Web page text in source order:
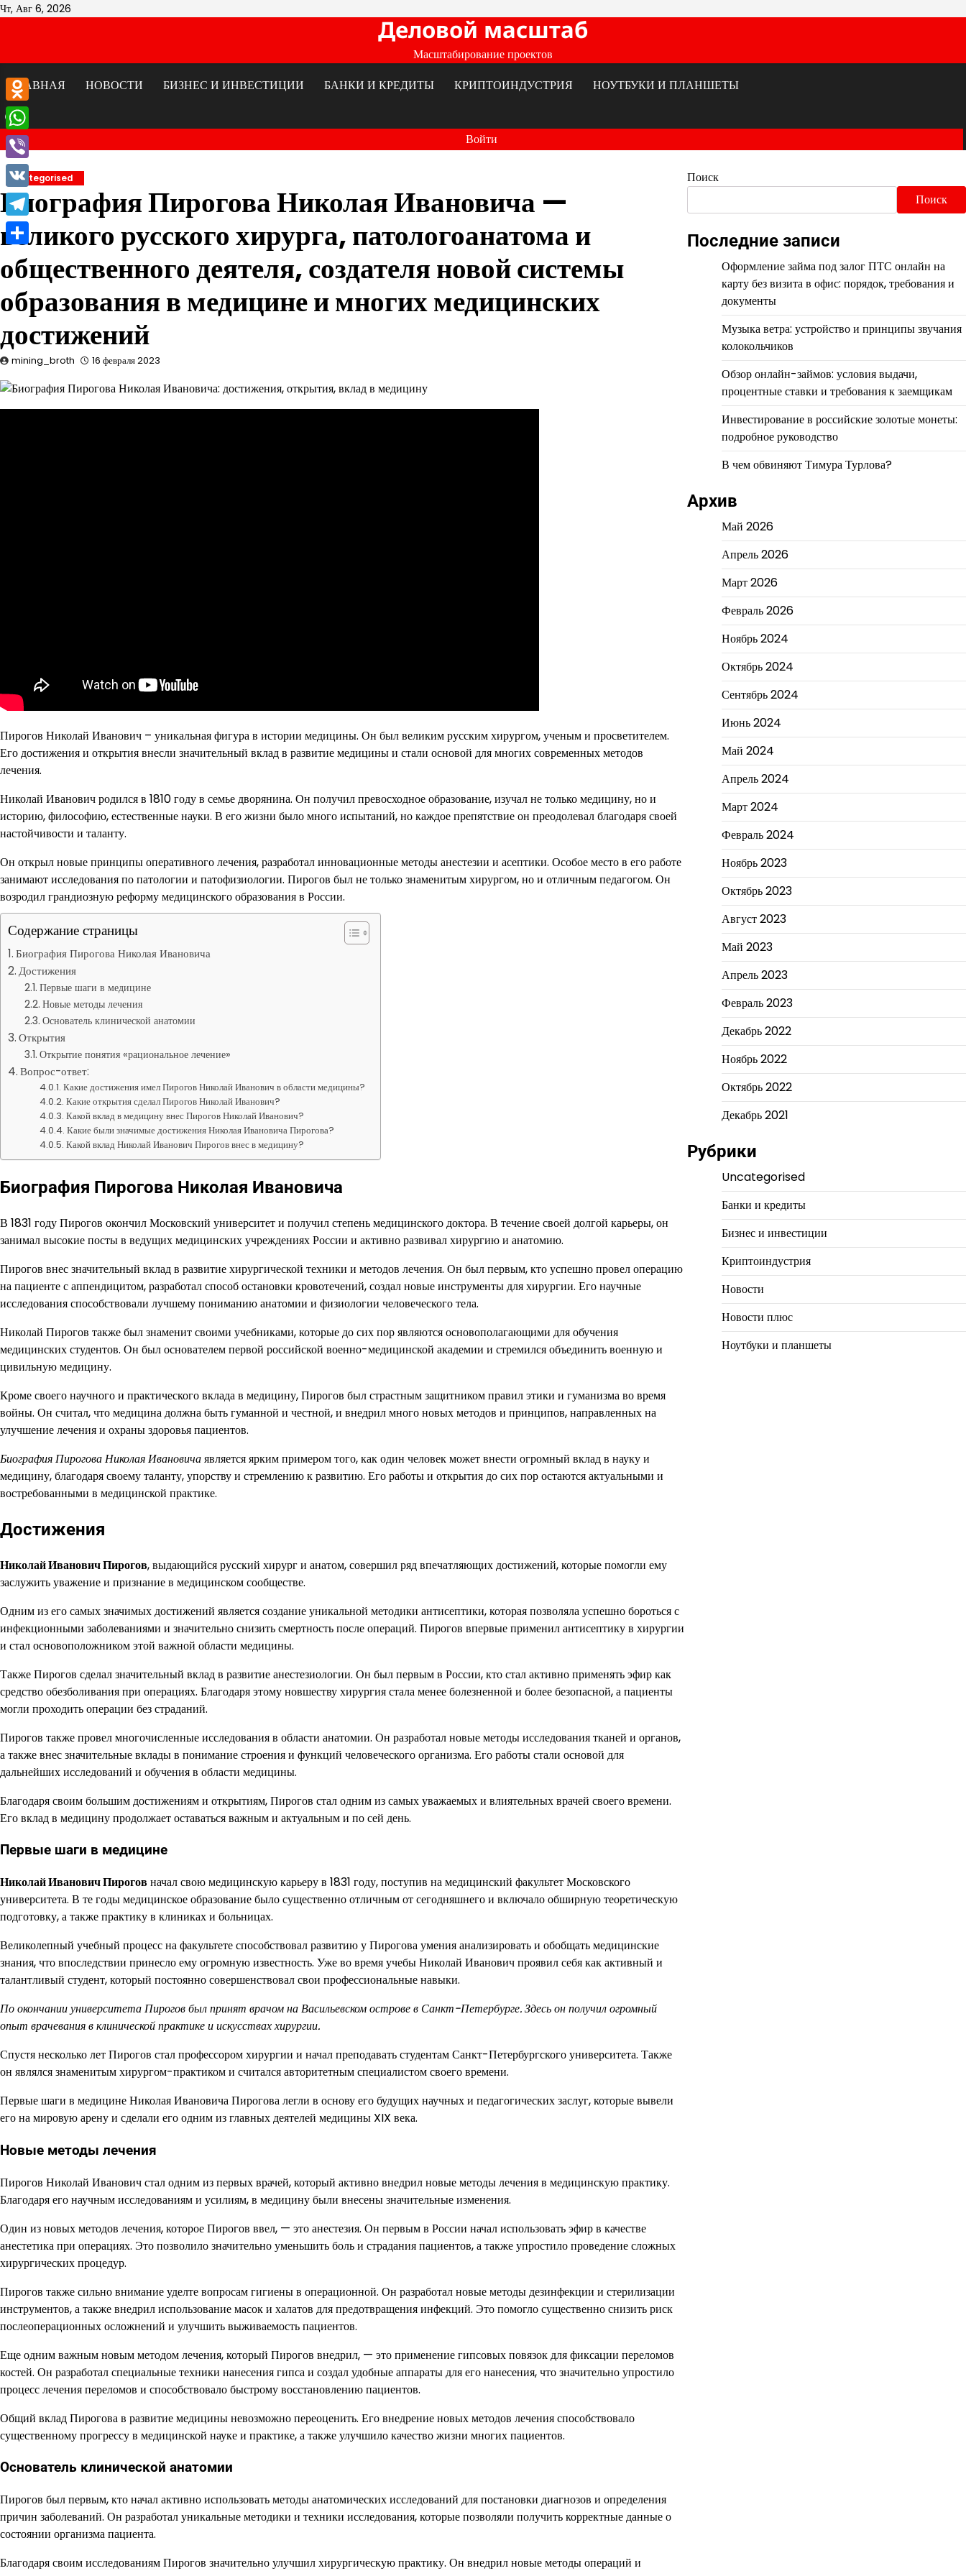
Перейти
Чт, Авг 6, 2026
Деловой масштаб
Масштабирование проектов
ГЛАВНАЯ
НОВОСТИ БИЗНЕС И ИНВЕСТИЦИИ БАНКИ И КРЕДИТЫ КРИПТОИНДУСТРИЯ НОУТБУКИ И ПЛАНШЕТЫ
Войти
Uncategorised
Биография Пирогова Николая Ивановича —
великого русского хирурга, патологоанатома и
общественного деятеля, создателя новой системы
образования в медицине и многих медицинских
достижений
mining_broth 16 февраля 2023
Пирогов Николай Иванович – уникальная фигура в истории медицины. Он был великим русским хирургом, ученым и просветителем.
Его достижения и открытия внесли значительный вклад в развитие медицины и стали основой для многих современных методов
лечения.
Николай Иванович родился в 1810 году в семье дворянина. Он получил превосходное образование, изучал не только медицину, но и
историю, философию, естественные науки. В его жизни было много испытаний, но каждое препятствие он преодолевал благодаря своей
настойчивости и таланту.
Он открыл новые принципы оперативного лечения, разработал инновационные методы анестезии и асептики. Особое место в его работе
занимают исследования по патологии и патофизиологии. Пирогов был не только знаменитым хирургом, но и отличным педагогом. Он
возродил грандиозную реформу медицинского образования в России.
Содержание страницы
Биография Пирогова Николая Ивановича
Достижения
Первые шаги в медицине
Новые методы лечения
Основатель клинической анатомии
Открытия
Открытие понятия «рациональное лечение»
Вопрос-ответ:
Какие достижения имел Пирогов Николай Иванович в области медицины?
Какие открытия сделал Пирогов Николай Иванович?
Какой вклад в медицину внес Пирогов Николай Иванович?
Какие были значимые достижения Николая Ивановича Пирогова?
Какой вклад Николай Иванович Пирогов внес в медицину?
Биография Пирогова Николая Ивановича
В 1831 году Пирогов окончил Московский университет и получил степень медицинского доктора. В течение своей долгой карьеры, он
занимал высокие посты в ведущих медицинских учреждениях России и активно развивал хирургию и анатомию.
Пирогов внес значительный вклад в развитие хирургической техники и методов лечения. Он был первым, кто успешно провел операцию
на пациенте с аппендицитом, разработал способ остановки кровотечений, создал новые инструменты для хирургии. Его научные
исследования способствовали лучшему пониманию анатомии и физиологии человеческого тела.
Николай Пирогов также был знаменит своими учебниками, которые до сих пор являются основополагающими для обучения
медицинских студентов. Он был основателем первой российской военно-медицинской академии и стремился объединить военную и
цивильную медицину.
Кроме своего научного и практического вклада в медицину, Пирогов был страстным защитником правил этики и гуманизма во время
войны. Он считал, что медицина должна быть гуманной и честной, и внедрил много новых методов и принципов, направленных на
улучшение лечения и охраны здоровья пациентов.
Биография Пирогова Николая Ивановичаявляется ярким примером того, как один человек может внести огромный вклад в науку и
медицину, благодаря своему таланту, упорству и стремлению к развитию. Его работы и открытия до сих пор остаются актуальными и
востребованными в медицинской практике.
Достижения
Николай Иванович Пирогов, выдающийся русский хирург и анатом, совершил ряд впечатляющих достижений, которые помогли ему
заслужить уважение и признание в медицинском сообществе.
Одним из его самых значимых достижений является создание уникальной методики антисептики, которая позволяла успешно бороться с
инфекционными заболеваниями и значительно снизить смертность после операций. Пирогов впервые применил антисептику в хирургии
и стал основоположником этой важной области медицины.
Также Пирогов сделал значительный вклад в развитие анестезиологии. Он был первым в России, кто стал активно применять эфир как
средство обезболивания при операциях. Благодаря этому новшеству хирургия стала менее болезненной и более безопасной, а пациенты
могли проходить операции без страданий.
Пирогов также провел многочисленные исследования в области анатомии. Он разработал новые методы исследования тканей и органов,
а также внес значительные вклады в понимание строения и функций человеческого организма. Его работы стали основой для
дальнейших исследований и обучения в области медицины.
Благодаря своим большим достижениям и открытиям, Пирогов стал одним из самых уважаемых и влиятельных врачей своего времени.
Его вклад в медицину продолжает оставаться важным и актуальным и по сей день.
Первые шаги в медицине
Николай Иванович Пироговначал свою медицинскую карьеру в 1831 году, поступив на медицинский факультет Московского
университета. В те годы медицинское образование было существенно отличным от сегодняшнего и включало обширную теоретическую
подготовку, а также практику в клиниках и больницах.
Великолепный учебный процесс на факультете способствовал развитию у Пирогова умения анализировать и обобщать медицинские
знания, что впоследствии принесло ему огромную известность. Уже во время учебы Николай Иванович проявил себя как активный и
талантливый студент, который постоянно совершенствовал свои профессиональные навыки.
По окончании университета Пирогов был принят врачом на Васильевском острове в Санкт-Петербурге. Здесь он получил огромный
опыт врачевания в клинической практике и искусствах хирургии.
Спустя несколько лет Пирогов стал профессором хирургии и начал преподавать студентам Санкт-Петербургского университета. Также
он являлся знаменитым хирургом-практиком и считался авторитетным специалистом своего времени.
Первые шаги в медицине Николая Ивановича Пирогова легли в основу его будущих научных и педагогических заслуг, которые вывели
его на мировую арену и сделали его одним из главных деятелей медицины XIX века.
Новые методы лечения
Пирогов Николай Иванович стал одним из первых врачей, который активно внедрил новые методы лечения в медицинскую практику.
Благодаря его научным исследованиям и усилиям, в медицину были внесены значительные изменения.
Один из новых методов лечения, которое Пирогов ввел, — это анестезия. Он первым в России начал использовать эфир в качестве
анестетика при операциях. Это позволило значительно уменьшить боль и страдания пациентов, а также упростило проведение сложных
хирургических процедур.
Пирогов также сильно внимание уделте вопросам гигиены в операционной. Он разработал новые методы дезинфекции и стерилизации
инструментов, а также внедрил использование масок и халатов для предотвращения инфекций. Это помогло существенно снизить риск
послеоперационных осложнений и улучшить выживаемость пациентов.
Еще одним важным новым методом лечения, который Пирогов внедрил, — это применение гипсовых повязок для фиксации переломов
костей. Он разработал специальные техники нанесения гипса и создал удобные аппараты для его нанесения, что значительно упростило
процесс лечения переломов и способствовало быстрому восстановлению пациентов.
Общий вклад Пирогова в развитие медицины невозможно переоценить. Его внедрение новых методов лечения способствовало
существенному прогрессу в медицинской науке и практике, а также улучшило качество жизни многих пациентов.
Основатель клинической анатомии
Пирогов был первым, кто начал активно использовать методы анатомических исследований для постановки диагнозов и определения
причин заболеваний. Он разработал уникальные методики и техники исследования, которые позволяли получить корректные данные о
состоянии организма пациента.
Благодаря своим исследованиям Пирогов значительно улучшил хирургическую практику. Он внедрил новые методы операций и
Поиск
Поиск
Последние записи
Оформление займа под залог ПТС онлайн на
карту без визита в офис: порядок, требования и
документы
Музыка ветра: устройство и принципы звучания
колокольчиков
Обзор онлайн-займов: условия выдачи,
процентные ставки и требования к заемщикам
Инвестирование в российские золотые монеты:
подробное руководство
В чем обвиняют Тимура Турлова?
Архив
Май 2026
Апрель 2026
Март 2026
Февраль 2026
Ноябрь 2024
Октябрь 2024
Сентябрь 2024
Июнь 2024
Май 2024
Апрель 2024
Март 2024
Февраль 2024
Ноябрь 2023
Октябрь 2023
Август 2023
Май 2023
Апрель 2023
Февраль 2023
Декабрь 2022
Ноябрь 2022
Октябрь 2022
Декабрь 2021
Рубрики
Uncategorised
Банки и кредиты
Бизнес и инвестиции
Криптоиндустрия
Новости
Новости плюс
Ноутбуки и планшеты
Odnoklassniki
WhatsApp
Viber
VK
Telegram
Отправить